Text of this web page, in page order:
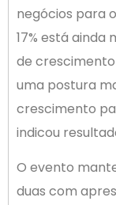
negócios para
17% está
de crescimento
uma postura
crescimento
indicou
O evento
duas com